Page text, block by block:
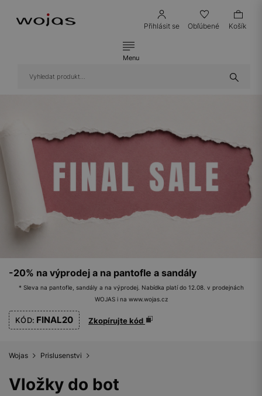
Přihlásit se Obľúbené Košík
Menu
-20% na výprodej a na pantofle a sandály
* Sleva na pantofle, sandály a na výprodej. Nabídka platí do 12.08. v prodejnách
WOJAS i na www.wojas.cz
KÓD: FINAL20 Zkopírujte kód
Wojas Prislusenstvi
Vložky do bot